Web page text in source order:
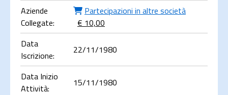
Aziende
Collegate:
Partecipazioni in altre società
€ 10,00
Data
Iscrizione:
22/11/1980
Data Inizio
Attività:
15/11/1980